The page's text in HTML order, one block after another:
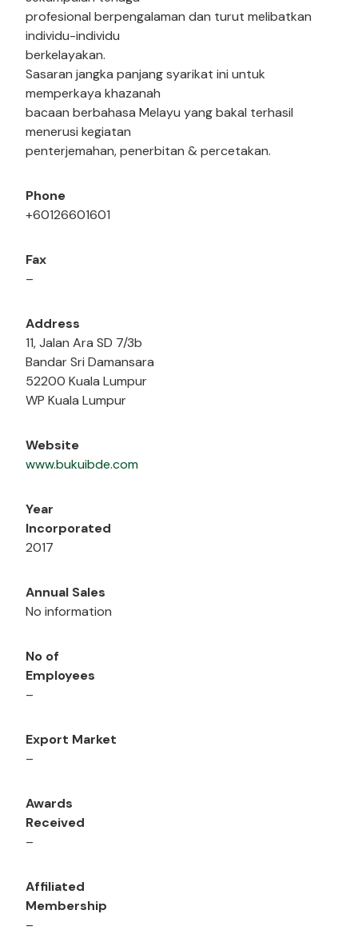
profesional berpengalaman dan turut melibatkan
individu-individu
berkelayakan.
Sasaran jangka panjang syarikat ini untuk
memperkaya khazanah
bacaan berbahasa Melayu yang bakal terhasil
menerusi kegiatan
penterjemahan, penerbitan & percetakan.
Phone
+60126601601
Fax
–
Address
11, Jalan Ara SD 7/3b
Bandar Sri Damansara
52200 Kuala Lumpur
WP Kuala Lumpur
Website
www.bukuibde.com
Year
Incorporated
2017
Annual Sales
No information
No of
Employees
–
Export Market
–
Awards
Received
–
Affiliated
Membership
–